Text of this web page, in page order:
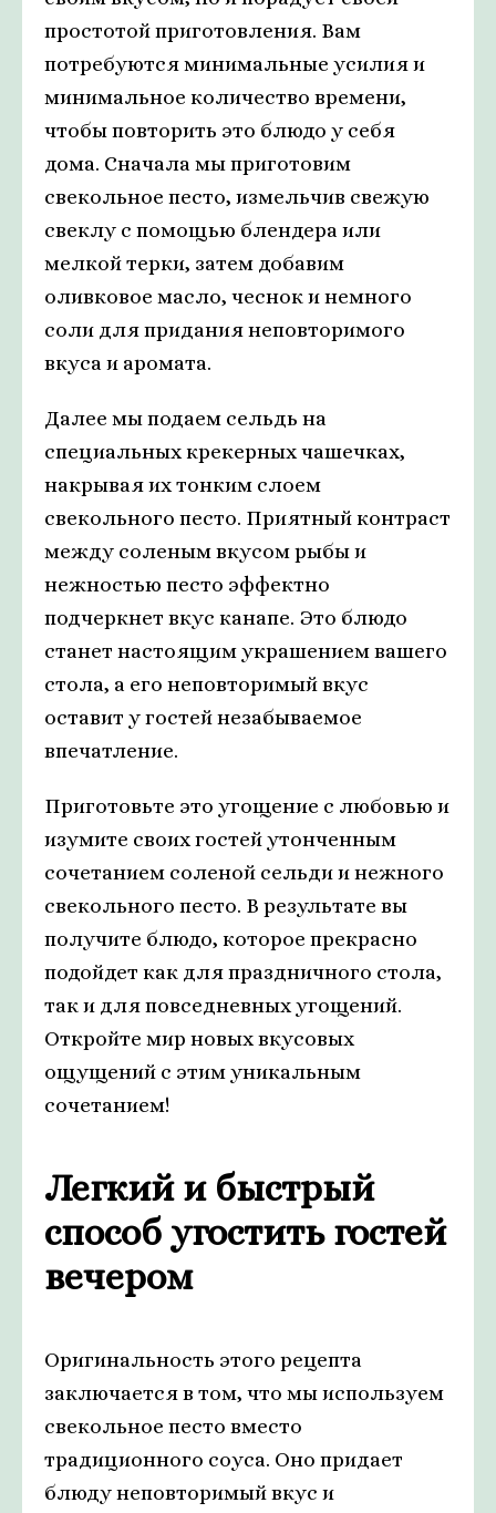
простотой приготовления. Вам
потребуются минимальные усилия и
минимальное количество времени,
чтобы повторить это блюдо у себя
дома. Сначала мы приготовим
свекольное песто, измельчив свежую
свеклу с помощью блендера или
мелкой терки, затем добавим
оливковое масло, чеснок и немного
соли для придания неповторимого
вкуса и аромата.
Далее мы подаем сельдь на
специальных крекерных чашечках,
накрывая их тонким слоем
свекольного песто. Приятный контраст
между соленым вкусом рыбы и
нежностью песто эффектно
подчеркнет вкус канапе. Это блюдо
станет настоящим украшением вашего
стола, а его неповторимый вкус
оставит у гостей незабываемое
впечатление.
Приготовьте это угощение с любовью и
изумите своих гостей утонченным
сочетанием соленой сельди и нежного
свекольного песто. В результате вы
получите блюдо, которое прекрасно
подойдет как для праздничного стола,
так и для повседневных угощений.
Откройте мир новых вкусовых
ощущений с этим уникальным
сочетанием!
Легкий и быстрый
способ угостить гостей
вечером
Оригинальность этого рецепта
заключается в том, что мы используем
свекольное песто вместо
традиционного соуса. Оно придает
блюду неповторимый вкус и